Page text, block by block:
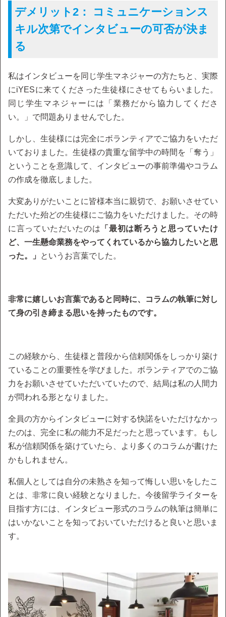
デメリット2： コミュニケーションス
キル次第でインタビューの可否が決ま
る
私はインタビューを同じ学生マネジャーの方たちと、実際
にiYESに来てくださった生徒様にさせてもらいました。
同じ学生マネジャーには「業務だから協力してくださ
い。」で問題ありませんでした。
しかし、生徒様には完全にボランティアでご協力をいただ
いておりました。生徒様の貴重な留学中の時間を「奪う」
ということを意識して、インタビューの事前準備やコラム
の作成を徹底しました。
大変ありがたいことに皆様本当に親切で、お願いさせてい
ただいた殆どの生徒様にご協力をいただけました。その時
に言っていただいたのは 「最初は断ろうと思っていたけ
ど、一生懸命業務をやってくれているから協力したいと思
った。」
というお言葉でした。
非常に嬉しいお言葉であると同時に、コラムの執筆に対し
て身の引き締まる思いを持ったものです。
この経験から、生徒様と普段から信頼関係をしっかり築け
ていることの重要性を学びました。ボランティアでのご協
力をお願いさせていただいていたので、結局は私の人間力
が問われる形となりました。
全員の方からインタビューに対する快諾をいただけなかっ
たのは、完全に私の能力不足だったと思っています。もし
私が信頼関係を築けていたら、より多くのコラムが書けた
かもしれません。
私個人としては自分の未熟さを知って悔しい思いをしたこ
とは、非常に良い経験となりました。今後留学ライターを
目指す方には、インタビュー形式のコラムの執筆は簡単に
はいかないことを知っておいていただけると良いと思いま
す。